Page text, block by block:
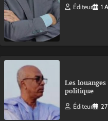
Éditeur 1
Les
politique
Éditeur